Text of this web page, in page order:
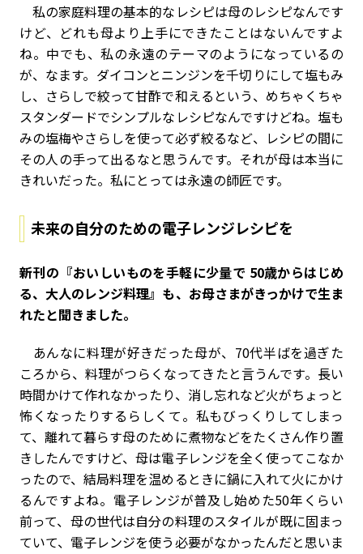
私の家庭料理の基本的なレシピは母のレシピなんです
けど、どれも母より上手にできたことはないんですよ
ね。中でも、私の永遠のテーマのようになっているの
が、なます。ダイコンとニンジンを千切りにして塩もみ
し、さらしで絞って甘酢で和えるという、めちゃくちゃ
スタンダードでシンプルなレシピなんですけどね。塩も
みの塩梅やさらしを使って必ず絞るなど、レシピの間に
その人の手って出るなと思うんです。それが母は本当に
きれいだった。私にとっては永遠の師匠です。
未来の自分のための電子レンジレシピを
――新刊の『おいしいものを手軽に少量で 50歳からはじめ
る、大人のレンジ料理』も、お母さまがきっかけで生ま
れたと聞きました。
あんなに料理が好きだった母が、70代半ばを過ぎた
ころから、料理がつらくなってきたと言うんです。長い
時間かけて作れなかったり、消し忘れなど火がちょっと
怖くなったりするらしくて。私もびっくりしてしまっ
て、離れて暮らす母のために煮物などをたくさん作り置
きしたんですけど、母は電子レンジを全く使ってこなか
ったので、結局料理を温めるときに鍋に入れて火にかけ
るんですよね。電子レンジが普及し始めた50年くらい
前って、母の世代は自分の料理のスタイルが既に固まっ
ていて、電子レンジを使う必要がなかったんだと思いま